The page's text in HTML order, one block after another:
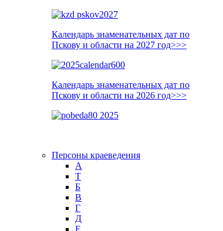
Календарь знаменательных дат по
Пскову и области на 2027 год>>>
Календарь знаменательных дат по
Пскову и области на 2026 год>>>
Персоны краеведения
А
T
Б
В
Г
Д
Е